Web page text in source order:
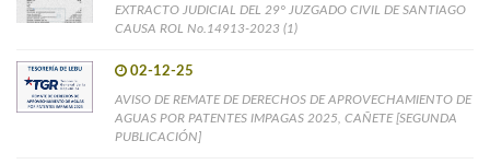
EXTRACTO JUDICIAL DEL 29° JUZGADO CIVIL DE SANTIAGO
CAUSA ROL No.14913-2023 (1)
02-12-25
AVISO DE REMATE DE DERECHOS DE APROVECHAMIENTO DE
AGUAS POR PATENTES IMPAGAS 2025, CAÑETE [SEGUNDA
PUBLICACIÓN]